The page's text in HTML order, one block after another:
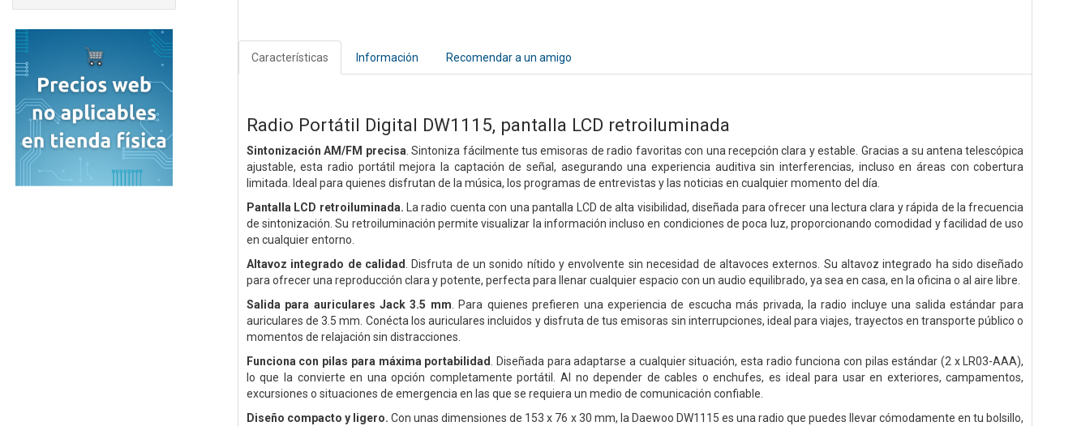
Características Información Recomendar a un amigo
Radio Portátil Digital DW1115, pantalla LCD retroiluminada
Sintonización AM/FM precisa. Sintoniza fácilmente tus emisoras de radio favoritas con una recepción clara y estable. Gracias a su antena telescópica
ajustable, esta radio portátil mejora la captación de señal, asegurando una experiencia auditiva sin interferencias, incluso en áreas con cobertura
limitada. Ideal para quienes disfrutan de la música, los programas de entrevistas y las noticias en cualquier momento del día.
Pantalla LCD retroiluminada. La radio cuenta con una pantalla LCD de alta visibilidad, diseñada para ofrecer una lectura clara y rápida de la frecuencia
de sintonización. Su retroiluminación permite visualizar la información incluso en condiciones de poca luz, proporcionando comodidad y facilidad de uso
en cualquier entorno.
Altavoz integrado de calidad. Disfruta de un sonido nítido y envolvente sin necesidad de altavoces externos. Su altavoz integrado ha sido diseñado
para ofrecer una reproducción clara y potente, perfecta para llenar cualquier espacio con un audio equilibrado, ya sea en casa, en la oficina o al aire libre.
Salida para auriculares Jack 3.5 mm. Para quienes prefieren una experiencia de escucha más privada, la radio incluye una salida estándar para
auriculares de 3.5 mm. Conécta los auriculares incluidos y disfruta de tus emisoras sin interrupciones, ideal para viajes, trayectos en transporte público o
momentos de relajación sin distracciones.
Funciona con pilas para máxima portabilidad. Diseñada para adaptarse a cualquier situación, esta radio funciona con pilas estándar (2 x LR03-AAA),
lo que la convierte en una opción completamente portátil. Al no depender de cables o enchufes, es ideal para usar en exteriores, campamentos,
excursiones o situaciones de emergencia en las que se requiera un medio de comunicación confiable.
Diseño compacto y ligero. Con unas dimensiones de 153 x 76 x 30 mm, la Daewoo DW1115 es una radio que puedes llevar cómodamente en tu bolsillo,